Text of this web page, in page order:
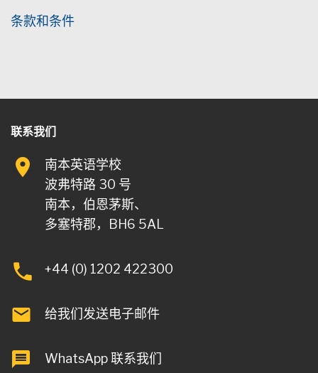
条款和条件
联系我们
南本英语学校
波弗特路 30 号
南本，伯恩茅斯、
多塞特郡，BH6 5AL
+44 (0) 1202 422300
给我们发送电子邮件
WhatsApp 联系我们